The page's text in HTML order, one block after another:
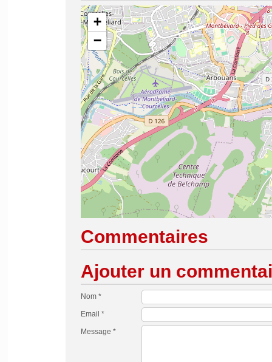
+
−
Commentaires
Ajouter un
Nom *
Email *
Message *